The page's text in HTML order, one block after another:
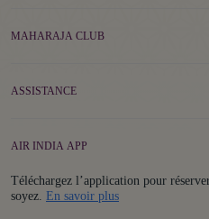
MAHARAJA CLUB
ASSISTANCE
AIR INDIA APP
Téléchargez l’application pour
soyez. En savoir plusDetails